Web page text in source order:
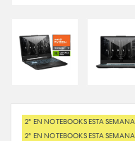
2° EN NOTEBOOKS ESTA SEMANA
2° EN NOTEBOOKS ESTA SEMANA